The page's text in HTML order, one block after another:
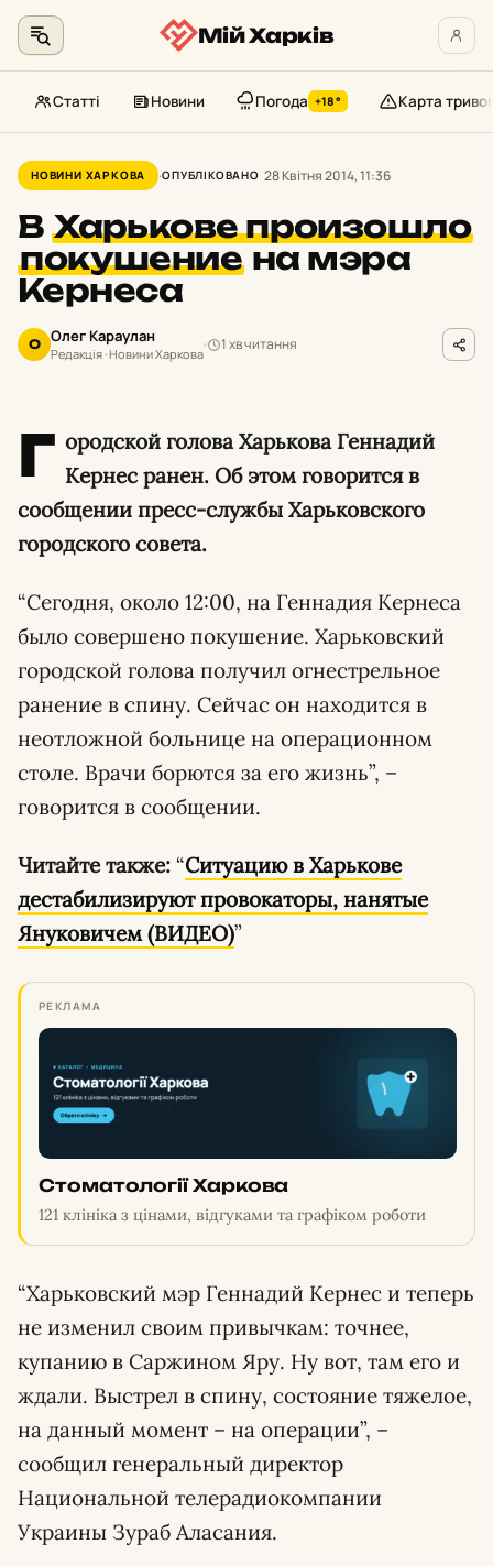
до
контенту
Мій Харків
Статті Новини Погода +18° Карта тривог
НОВИНИ ХАРКОВА ОПУБЛІКОВАНО 28 Квітня 2014, 11:36
В Харькове произошло
покушение на мэра
Кернеса
О Олег Караулан
Редакція · Новини Харкова
1 хв читання
Г ородской голова Харькова Геннадий
Кернес ранен. Об этом говорится в
сообщении пресс-службы Харьковского
городского совета.
“Сегодня, около 12:00, на Геннадия Кернеса
было совершено покушение. Харьковский
городской голова получил огнестрельное
ранение в спину. Сейчас он находится в
неотложной больнице на операционном
столе. Врачи борются за его жизнь”, –
говорится в сообщении.
Читайте также: “Ситуацию в Харькове
дестабилизируют провокаторы, нанятые
Януковичем (ВИДЕО)”
РЕКЛАМА
Стоматології Харкова
121 клініка з цінами, відгуками та графіком роботи
“Харьковский мэр Геннадий Кернес и теперь
не изменил своим привычкам: точнее,
купанию в Саржином Яру. Ну вот, там его и
ждали. Выстрел в спину, состояние тяжелое,
на данный момент – на операции”, –
сообщил генеральный директор
Национальной телерадиокомпании
Украины Зураб Аласания.